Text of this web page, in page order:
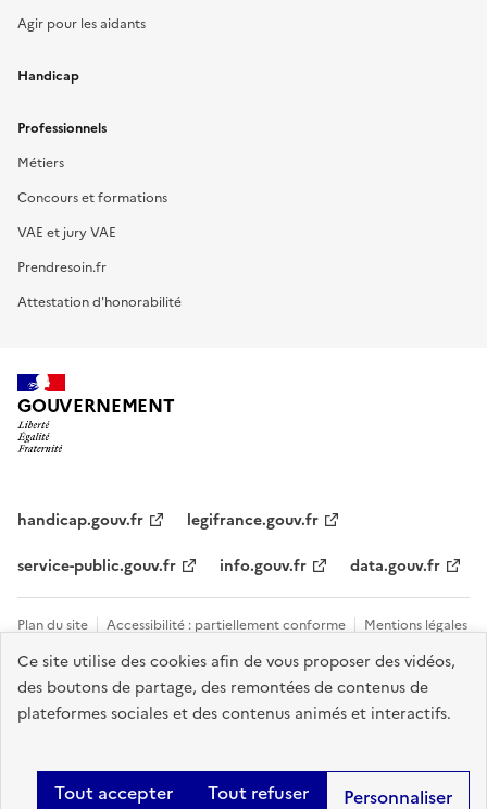
Ce site utilise des cookies afin de vous proposer des vidéos,
des boutons de partage, des remontées de contenus de
plateformes sociales et des contenus animés et interactifs.
Tout accepter Tout refuser Personnaliser
Agir pour les aidants
Handicap
Professionnels
Métiers
Concours et formations
VAE et jury VAE
Prendresoin.fr
Attestation d'honorabilité
GOUVERNEMENT
handicap.gouv.fr
legifrance.gouv.fr
service-public.gouv.fr
info.gouv.fr data.gouv.fr
Plan du site Accessibilité : partiellement conforme
Mentions légales
Données personnelles et cookies
Tous les contacts et sites utiles
Gestion des cookies